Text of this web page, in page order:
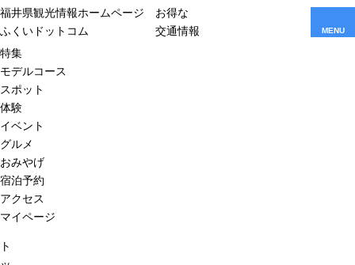
福井県観光情報ホームページ
ふくいドットコム
お得な
交通情報
MENU
特集
モデルコース
スポット
体験
イベント
グルメ
おみやげ
宿泊予約
アクセス
マイページ
ト